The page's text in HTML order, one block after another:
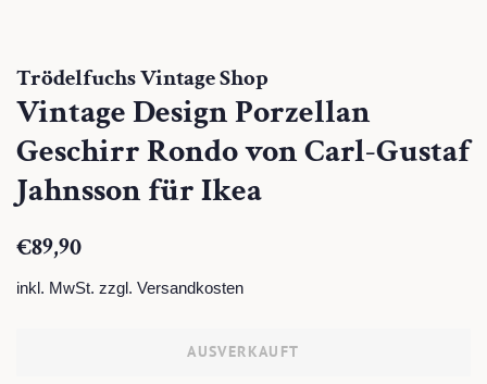
Trödelfuchs Vintage Shop
Vintage Design Porzellan
Geschirr Rondo von Carl-Gustaf
Jahnsson für Ikea
Normaler
€89,90
inkl. MwSt. zzgl. Versandkosten
AUSVERKAUFT